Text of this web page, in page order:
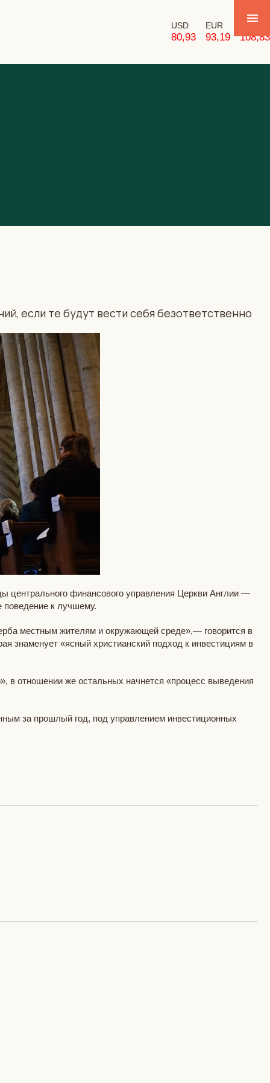
USD
80,93
EUR
93,19 108,83
если те будут вести себя безответственно
финансового управления Церкви Англии —
поведение к лучшему.
местным жителям и окружающей среде»,— говорится в
знаменует «ясный христианский подход к инвестициям в
в отношении же остальных начнется «процесс выведения
за прошлый год, под управлением инвестиционных